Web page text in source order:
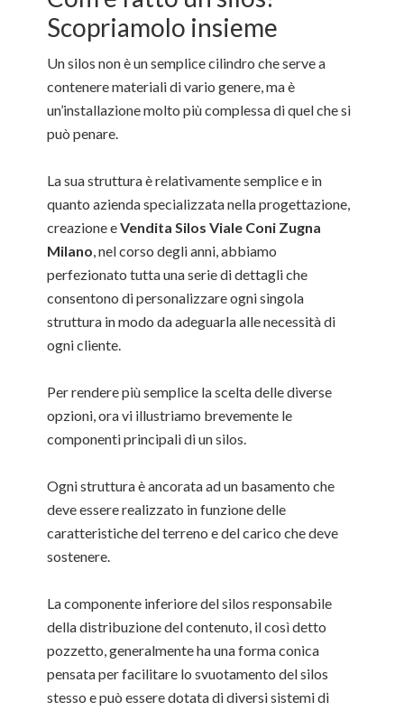
Scopriamolo insieme
Un silos non è un semplice cilindro che serve a
contenere materiali di vario genere, ma è
un’installazione molto più complessa di quel che si
può penare.
La sua struttura è relativamente semplice e in
quanto azienda specializzata nella progettazione,
creazione eVendita Silos Viale Coni Zugna
Milano, nel corso degli anni, abbiamo
perfezionato tutta una serie di dettagli che
consentono di personalizzare ogni singola
struttura in modo da adeguarla alle necessità di
ogni cliente.
Per rendere più semplice la scelta delle diverse
opzioni, ora vi illustriamo brevemente le
componenti principali di un silos.
Ogni struttura è ancorata ad un basamento che
deve essere realizzato in funzione delle
caratteristiche del terreno e del carico che deve
sostenere.
La componente inferiore del silos responsabile
della distribuzione del contenuto, il così detto
pozzetto, generalmente ha una forma conica
pensata per facilitare lo svuotamento del silos
stesso e può essere dotata di diversi sistemi di